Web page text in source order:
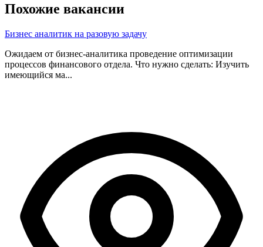
Похожие вакансии
Бизнес аналитик на разовую задачу
Ожидаем от бизнес-аналитика проведение оптимизации
процессов финансового отдела. Что нужно сделать: Изучить
имеющийся ма...